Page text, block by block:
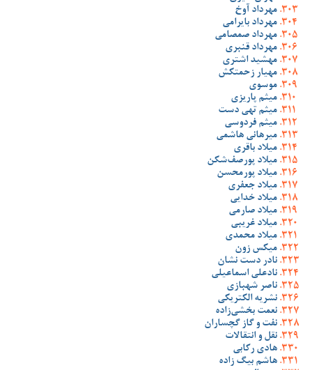
مهرداد آوخ
مهرداد بایرامی
مهرداد صمصامی
مهرداد قنبری
مهشید اشتری
مهیار زحمتکش
موسوی
میثم پاریزی
میثم تهی دست
میثم فردوسی
میرهانی هاشمی
میلاد باقری
میلاد پورصف‌شکن
میلاد پورمحسن
میلاد جعفری
میلاد خدایی
میلاد صارمی
میلاد غریبی
میلاد محمدی
میکس زون
نادر دست نشان
نادعلی اسماعیلی
ناصر شهبازی
نشریه الکتریکی
نعمت بخشی‌زاده
نفت و گاز گچساران
نقل و انتقالات
هادی رکابی
هاشم بیگ زاده